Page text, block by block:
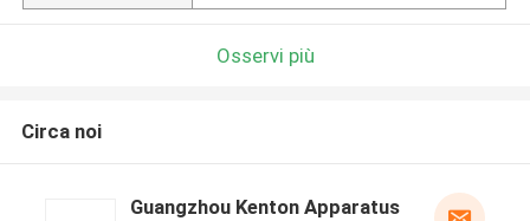
Osservi più
Circa noi
Guangzhou Kenton Apparatus